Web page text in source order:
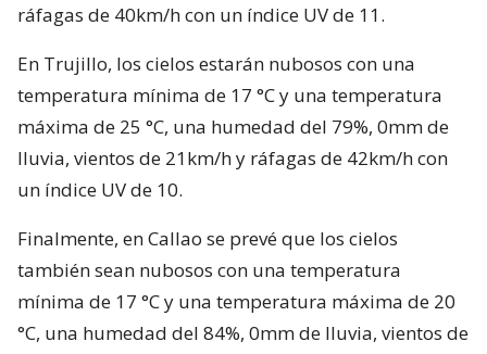
ráfagas de 40km/h con un índice UV de 11.
En Trujillo, los cielos estarán nubosos con una
temperatura mínima de 17 °C y una temperatura
máxima de 25 °C, una humedad del 79%, 0mm de
lluvia, vientos de 21km/h y ráfagas de 42km/h con
un índice UV de 10.
Finalmente, en Callao se prevé que los cielos
también sean nubosos con una temperatura
mínima de 17 °C y una temperatura máxima de 20
°C, una humedad del 84%, 0mm de lluvia, vientos de